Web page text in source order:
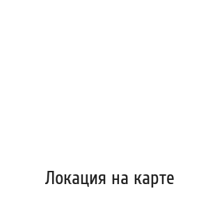
Локация на карте